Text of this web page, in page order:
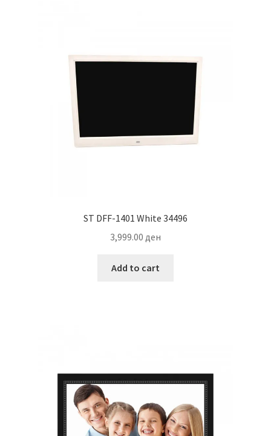
ST DFF-1401 White 34496
3,999.00 ден
Add to cart